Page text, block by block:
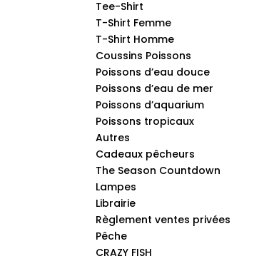
Tee-Shirt
T-Shirt Femme
T-Shirt Homme
Coussins Poissons
Poissons d’eau douce
Poissons d’eau de mer
Poissons d’aquarium
Poissons tropicaux
Autres
Cadeaux pêcheurs
The Season Countdown
Lampes
Librairie
Règlement ventes privées
Pêche
CRAZY FISH